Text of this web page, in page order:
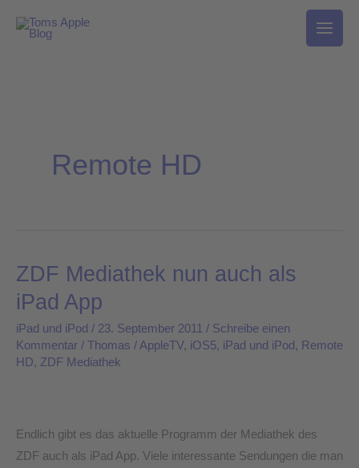
Inhalt
Remote HD
ZDF Mediathek nun auch als
iPad App
iPad und iPod / 23. September 2011 / Schreibe einen
Kommentar / Thomas / AppleTV, iOS5, iPad und iPod, Remote
HD, ZDF Mediathek
Endlich gibt es das aktuelle Programm der Mediathek des
ZDF auch als iPad App. Viele interessante Sendungen die man
ZDF
Mediathek
nun
auch
als